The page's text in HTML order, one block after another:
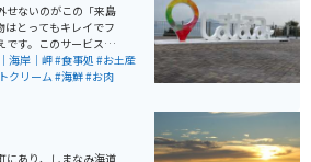
せないのがこの「来島
はとってもキレイでフ
です。このサービスエ
んジュースは、観光客
もあり、展望テラスか
穏やかで心に残る旅
海岸｜岬#食事処 #お土産
クリーム #海鮮#お肉
にあり、しまなみ海道